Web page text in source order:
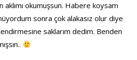
aklımı okumuşsun. Habere koysam
sonra çok alakasız olur diye
saklarım dedim. Benden